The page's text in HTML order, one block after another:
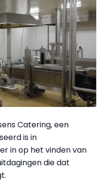
Catering, een
is in
in op het vinden van
die dat